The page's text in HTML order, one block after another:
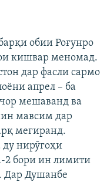
обии Роғунро
кишвар меномад.
дар фасли сармо
апрел – ба
мешаванд ва
мавсим дар
мегиранд.
ду нирӯгоҳи
2 бори ин лимити
Дар Душанбе